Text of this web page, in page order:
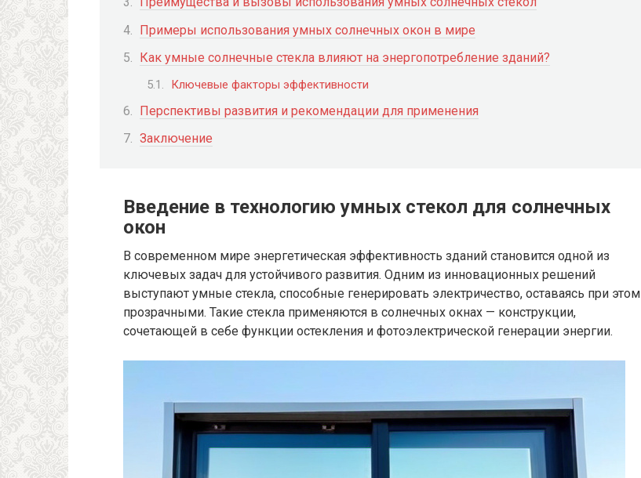
Примеры использования умных солнечных окон в мире
Как умные солнечные стекла влияют на энергопотребление зданий?
Ключевые факторы эффективности
Перспективы развития и рекомендации для применения
Заключение
Введение в технологию умных стекол для солнечных
окон
В современном мире энергетическая эффективность зданий становится одной из
ключевых задач для устойчивого развития. Одним из инновационных решений
выступают умные стекла, способные генерировать электричество, оставаясь при этом
прозрачными. Такие стекла применяются в солнечных окнах — конструкции,
сочетающей в себе функции остекления и фотоэлектрической генерации энергии.